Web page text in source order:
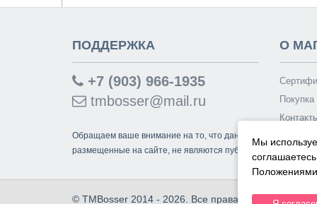
ПОДДЕРЖКА
+7 (903) 966-1935
tmbosser@mail.ru
О
Обращаем ваше внимание на то, что данный интернет-
размещенные на сайте, не являются публичной офертой,
© TMBosser 2014 - 2026. Все права защищены.
Мы